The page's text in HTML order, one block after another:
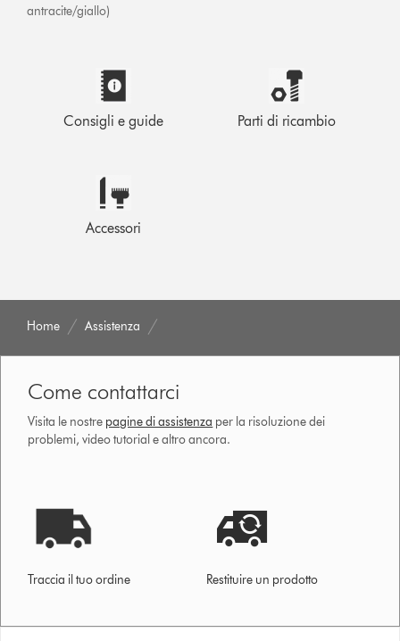
antracite/giallo)
Consigli e guide Parti di ricambio
Accessori
Home Assistenza
Come contattarci
Visita le nostre pagine di assistenza per la risoluzione dei
problemi, video tutorial e altro ancora.
Traccia il tuo ordine Restituire un prodotto